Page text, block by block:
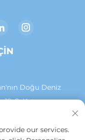
Doğu Deniz
19, 2. Kat
our services.